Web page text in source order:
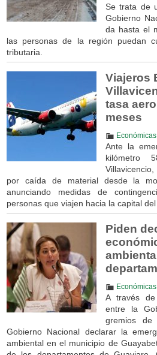
Se trata de
Gobierno
da hasta el
las personas de la región puedan
tributaria.
Viajeros
tasa
meses
Económicas,
Ante la
kilómetro
por caída de material desde la
anunciando medidas de
personas que viajen hacia la capital del
Piden
Económicas,
A través de
entre la
gremios
Gobierno Nacional declarar la
ambiental en el municipio de